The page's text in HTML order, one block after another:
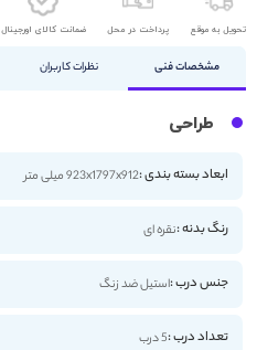
نوع موتور : اینورتر
شناسه کالا : 2800000902100
تحویل به موقع پرداخت در محل ضمانت کالای اورجینال
مشخصات فنی نظرات کاربران
طراحی
ابعاد بسته بندی :923x1797x912 میلی متر
رنگ بدنه :نقره ای
جنس درب :استیل ضد زنگ
تعداد درب :5 درب